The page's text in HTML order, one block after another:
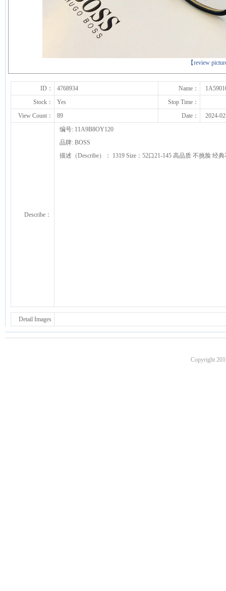
【review
ID： 4768934 Name：
Stock：
Yes
Stop Time：
View Count：
89 Date： 2024-
Describe：
编号: 11A9B8OY120
品牌: BOSS
描述（Describe）： 1319 Size：52口21-145 高品质 不挑脸 经
Detail Images
Copyright